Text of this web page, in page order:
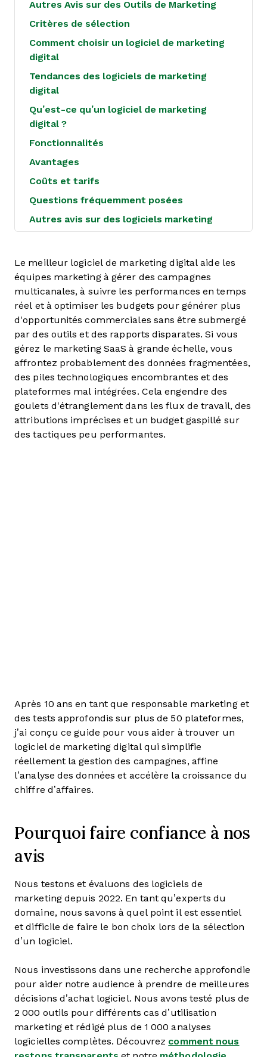
Autres Avis sur des Outils de Marketing
Critères de sélection
Comment choisir un logiciel de marketing
digital
Tendances des logiciels de marketing
digital
Qu’est-ce qu’un logiciel de marketing
digital ?
Fonctionnalités
Avantages
Coûts et tarifs
Questions fréquemment posées
Autres avis sur des logiciels marketing
Le meilleur logiciel de marketing digital aide les
équipes marketing à gérer des campagnes
multicanales, à suivre les performances en temps
réel et à optimiser les budgets pour générer plus
d'opportunités commerciales sans être submergé
par des outils et des rapports disparates. Si vous
gérez le marketing SaaS à grande échelle, vous
affrontez probablement des données fragmentées,
des piles technologiques encombrantes et des
plateformes mal intégrées. Cela engendre des
goulets d'étranglement dans les flux de travail, des
attributions imprécises et un budget gaspillé sur
des tactiques peu performantes.
Après 10 ans en tant que responsable marketing et
des tests approfondis sur plus de 50 plateformes,
j’ai conçu ce guide pour vous aider à trouver un
logiciel de marketing digital qui simplifie
réellement la gestion des campagnes, affine
l’analyse des données et accélère la croissance du
chiffre d’affaires.
Pourquoi faire confiance à nos
avis
Nous testons et évaluons des logiciels de
marketing depuis 2022. En tant qu’experts du
domaine, nous savons à quel point il est essentiel
et difficile de faire le bon choix lors de la sélection
d’un logiciel.
Nous investissons dans une recherche approfondie
pour aider notre audience à prendre de meilleures
décisions d’achat logiciel. Nous avons testé plus de
2 000 outils pour différents cas d’utilisation
marketing et rédigé plus de 1 000 analyses
logicielles complètes. Découvrez comment nous